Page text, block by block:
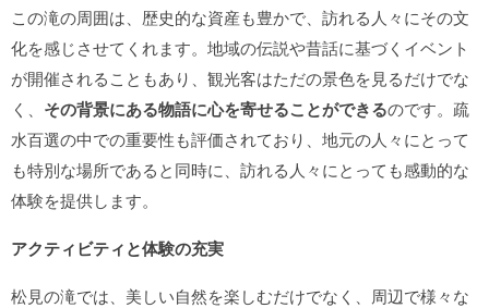
この滝の周囲は、歴史的な資産も豊かで、訪れる人々にその文
化を感じさせてくれます。地域の伝説や昔話に基づくイベント
が開催されることもあり、観光客はただの景色を見るだけでな
く、 その背景にある物語に心を寄せることができるのです。疏
水百選の中での重要性も評価されており、地元の人々にとって
も特別な場所であると同時に、訪れる人々にとっても感動的な
体験を提供します。
アクティビティと体験の充実
松見の滝では、美しい自然を楽しむだけでなく、周辺で様々な